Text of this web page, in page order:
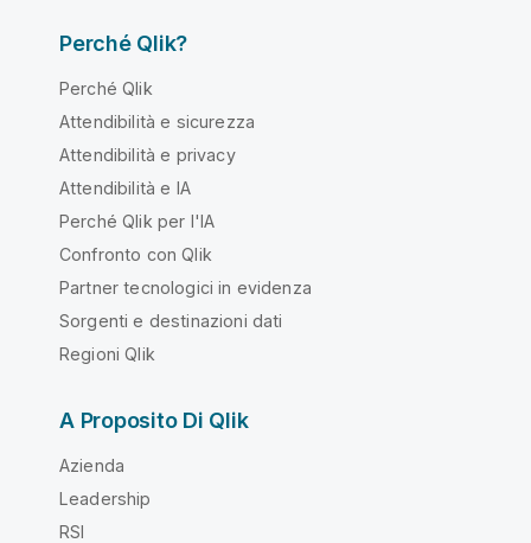
Perché Qlik?
Perché Qlik
Attendibilità e sicurezza
Attendibilità e privacy
Attendibilità e IA
Perché Qlik per l'IA
Confronto con Qlik
Partner tecnologici in evidenza
Sorgenti e destinazioni dati
Regioni Qlik
A Proposito Di Qlik
Azienda
Leadership
RSI